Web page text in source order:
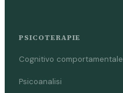
PSICOTERAPIE
Cognitivo comportamentale
Psicoanalisi